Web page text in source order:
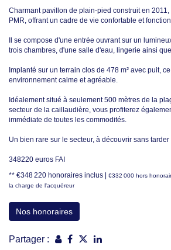
Charmant pavillon de plain-pied construit en
PMR, offrant un cadre de vie confortable et
Il se compose d'une entrée ouvrant sur un
trois chambres, d'une salle d'eau, lingerie ainsi
Implanté sur un terrain clos de 478 m² avec puit,
environnement calme et agréable.
Idéalement situé à seulement 500 mètres de la
secteur de la caillaudière, vous profiterez
immédiate de toutes les commodités.
Un bien rare sur le secteur, à découvrir sans tarder
348220 euros FAI
** €348 220 honoraires inclus €332 000 hors
la charge de l'acquéreur
Nos honoraires
Partager :